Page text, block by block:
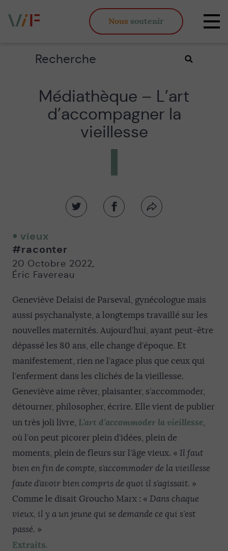
inégaux
Nous soutenir
Rechercher
Valider
Médiathèque – L’art
d’accompagner la
vieillesse
Partager
fenêtre
Partager
Partager
vieux
#raconter
20 Octobre 2022,
Éric Favereau
Geneviève Delaisi de Parseval, gynécologue mais
aussi psychanalyste, a longtemps travaillé sur les
nouvelles maternités. Aujourd’hui, ayant peut-être
dépassé les 80 ans, elle change d’époque. Et
manifestement, rien ne l’agace plus que ceux qui
l’enferment dans les clichés de la vieillesse.
Geneviève aime rêver, plaisanter, s’accommoder,
détourner, philosopher, écrire. Elle vient de publier
un très joli livre, L’art d’accommoder la vieillesse,
où l’on peut picorer plein d’idées, plein de
moments, plein de fleurs sur l’âge vieux. « Il faut
bien en fin de compte, s’accommoder de la vieillesse
faute d’avoir bien compris de quoi il s’agissait. »
Comme le disait Groucho Marx : « Dans chaque
vieux, il y a un jeune qui se demande ce qui s’est
passé. »
Extraits.